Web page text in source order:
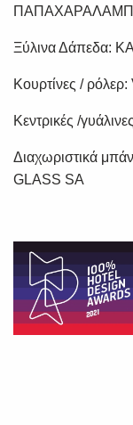
Ξύλινα Δάπεδα:
Κουρτίνες /
Κεντρικές /
Διαχωριστικά
GLASS SA